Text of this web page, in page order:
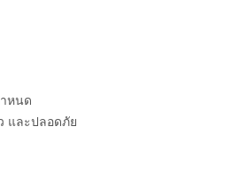
หนด
และปลอดภัย